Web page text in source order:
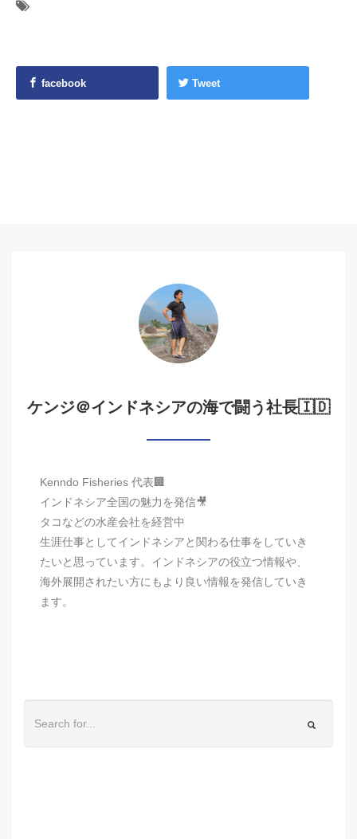
facebook Tweet
ケンジ＠インドネシアの海で闘う社長🇮🇩
Kenndo Fisheries 代表🏢
インドネシア全国の魅力を発信🎥
タコなどの水産会社を経営中
生涯仕事としてインドネシアと関わる仕事をしていき
たいと思っています。インドネシアの役立つ情報や、
海外展開されたい方にもより良い情報を発信していき
ます。